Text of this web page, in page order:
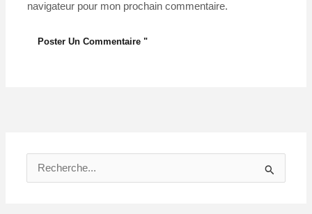
navigateur pour mon prochain commentaire.